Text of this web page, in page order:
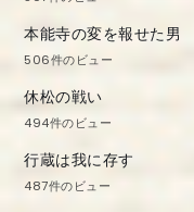
本能寺の変を報せた男
506件のビュー
休松の戦い
494件のビュー
行蔵は我に存す
487件のビュー